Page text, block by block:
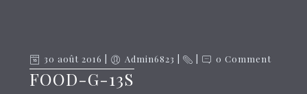
30 août 2016 Admin6823 0 Comment
FOOD-G-13S